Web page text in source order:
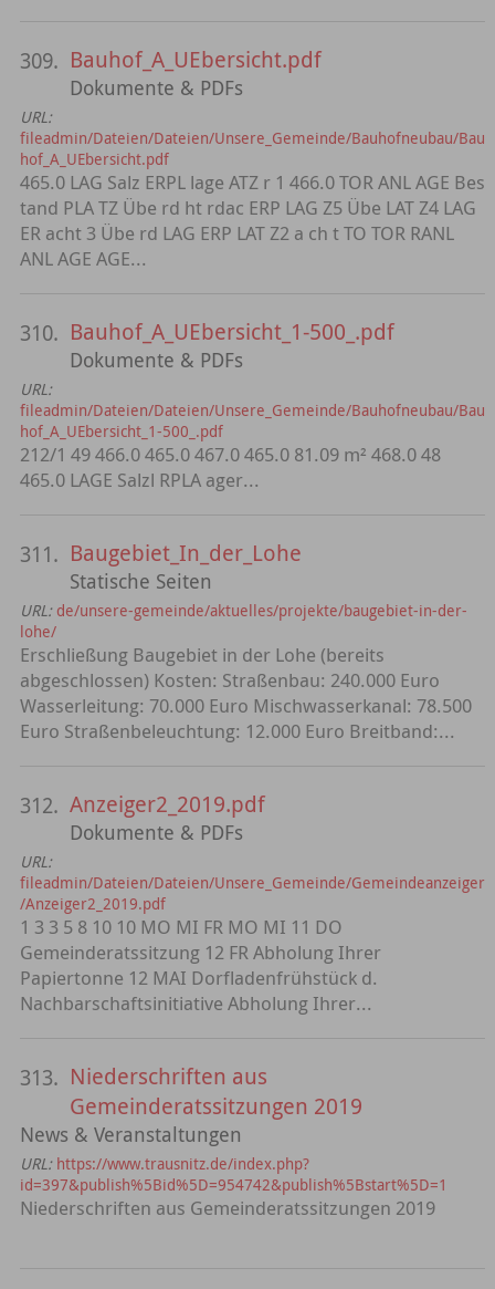
309. Bauhof_A_UEbersicht.pdf
Dokumente & PDFs
URL:
fileadmin/Dateien/Dateien/Unsere_Gemeinde/Bauhofneubau/Bau
hof_A_UEbersicht.pdf
465.0 LAG Salz ERPL lage ATZ r 1 466.0 TOR ANL AGE Bes
tand PLA TZ Übe rd ht rdac ERP LAG Z5 Übe LAT Z4 LAG
ER acht 3 Übe rd LAG ERP LAT Z2 a ch t TO TOR RANL
ANL AGE AGE...
310. Bauhof_A_UEbersicht_1-500_.pdf
Dokumente & PDFs
URL:
fileadmin/Dateien/Dateien/Unsere_Gemeinde/Bauhofneubau/Bau
hof_A_UEbersicht_1-500_.pdf
212/1 49 466.0 465.0 467.0 465.0 81.09 m² 468.0 48
465.0 LAGE Salzl RPLA ager...
311. Baugebiet_In_der_Lohe
Statische Seiten
URL: de/unsere-gemeinde/aktuelles/projekte/baugebiet-in-der-
lohe/
Erschließung Baugebiet in der Lohe (bereits
abgeschlossen) Kosten: Straßenbau: 240.000 Euro
Wasserleitung: 70.000 Euro Mischwasserkanal: 78.500
Euro Straßenbeleuchtung: 12.000 Euro Breitband:...
312. Anzeiger2_2019.pdf
Dokumente & PDFs
URL:
fileadmin/Dateien/Dateien/Unsere_Gemeinde/Gemeindeanzeiger
/Anzeiger2_2019.pdf
1 3 3 5 8 10 10 MO MI FR MO MI 11 DO
Gemeinderatssitzung 12 FR Abholung Ihrer
Papiertonne 12 MAI Dorfladenfrühstück d.
Nachbarschaftsinitiative Abholung Ihrer...
313. Niederschriften aus
Gemeinderatssitzungen 2019
News & Veranstaltungen
URL: https://www.trausnitz.de/index.php?
id=397&publish%5Bid%5D=954742&publish%5Bstart%5D=1
Niederschriften aus Gemeinderatssitzungen 2019